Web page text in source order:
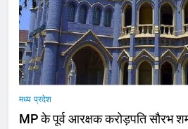
मध्य प्रदेश
MP के पूर्व आरक्षक करोड़पति सौरभ